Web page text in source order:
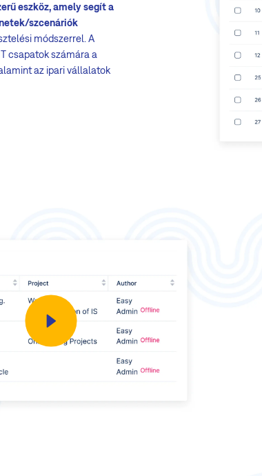
eszköz, amely segít a
szcenáriók
módszerrel. A
csapatok számára a
az ipari vállalatok